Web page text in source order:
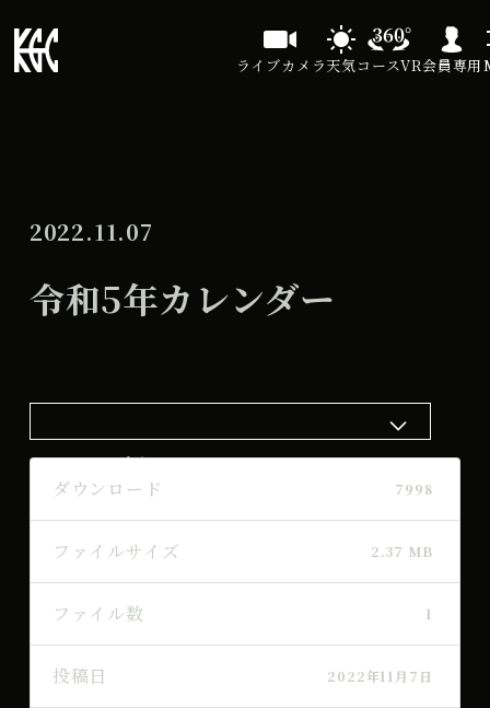
ライブカメラ天気コースVR会員専用
2022.11.07
令和5年カレンダー
ダウンロード
ダウンロード 7998
ファイルサイズ 2.37 MB
ファイル数 1
投稿日 2022年11月7日